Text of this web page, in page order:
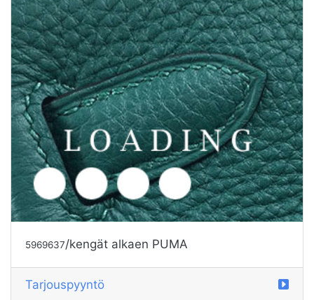
5841601 /vaatteet alkaen PUMA
Tarjouspyyntö